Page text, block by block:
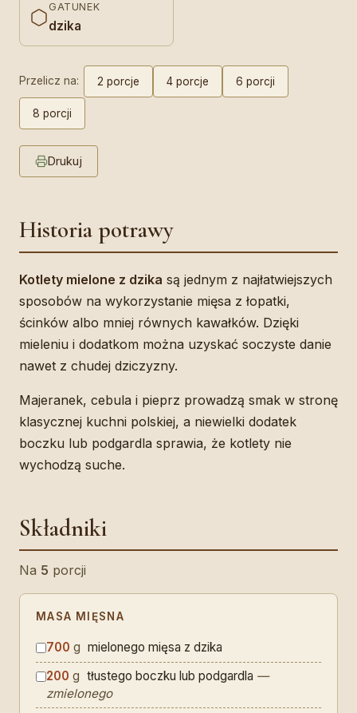
GATUNEK
dzika
Przelicz na: 2 porcje 4 porcje 6 porcji
8 porcji
Drukuj
Historia potrawy
Kotlety mielone z dzika są jednym z najłatwiejszych
sposobów na wykorzystanie mięsa z łopatki,
ścinków albo mniej równych kawałków. Dzięki
mieleniu i dodatkom można uzyskać soczyste danie
nawet z chudej dziczyzny.
Majeranek, cebula i pieprz prowadzą smak w stronę
klasycznej kuchni polskiej, a niewielki dodatek
boczku lub podgardla sprawia, że kotlety nie
wychodzą suche.
Składniki
Na 5 porcji
MASA MIĘSNA
700 g mielonego mięsa z dzika
200 g tłustego boczku lub podgardla —
zmielonego